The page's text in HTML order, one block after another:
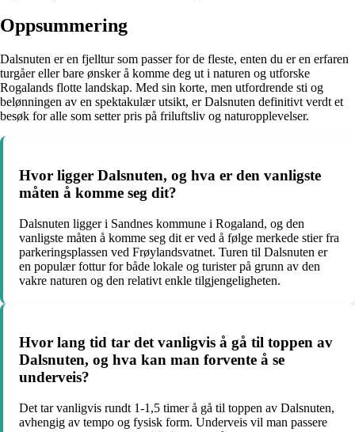
Oppsummering
Dalsnuten er en fjelltur som passer for de fleste, enten du er en erfaren
turgåer eller bare ønsker å komme deg ut i naturen og utforske
Rogalands flotte landskap. Med sin korte, men utfordrende sti og
belønningen av en spektakulær utsikt, er Dalsnuten definitivt verdt et
besøk for alle som setter pris på friluftsliv og naturopplevelser.
Hvor ligger Dalsnuten, og hva er den vanligste
måten å komme seg dit?
Dalsnuten ligger i Sandnes kommune i Rogaland, og den
vanligste måten å komme seg dit er ved å følge merkede stier fra
parkeringsplassen ved Frøylandsvatnet. Turen til Dalsnuten er
en populær fottur for både lokale og turister på grunn av den
vakre naturen og den relativt enkle tilgjengeligheten.
Hvor lang tid tar det vanligvis å gå til toppen av
Dalsnuten, og hva kan man forvente å se
underveis?
Det tar vanligvis rundt 1-1,5 timer å gå til toppen av Dalsnuten,
avhengig av tempo og fysisk form. Underveis vil man passere